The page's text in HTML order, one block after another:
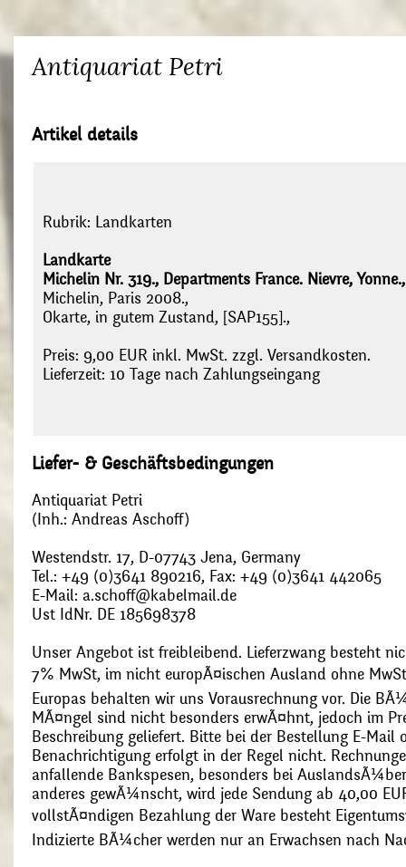
Antiquariat Petri
Artikel details
Rubrik: Landkarten
Landkarte
Michelin Nr. 319., Departments France. Nievre,
Michelin, Paris 2008.,
Okarte, in gutem Zustand, [SAP155].,
Preis: 9,00 EUR inkl. MwSt. zzgl. Versandkosten.
Lieferzeit: 10 Tage nach Zahlungseingang
Liefer- & Geschäftsbedingungen
Antiquariat Petri
(Inh.: Andreas Aschoff)
Westendstr. 17, D-07743 Jena, Germany
Tel.: +49 (0)3641 890216, Fax: +49 (0)3641 442065
E-Mail: a.schoff@kabelmail.de
Ust IdNr. DE 185698378
Unser Angebot ist freibleibend. Lieferzwang besteht
7% MwSt, im nicht europÃ¤ischen Ausland ohne
Europas behalten wir uns Vorausrechnung vor. Die
MÃ¤ngel sind nicht besonders erwÃ¤hnt, jedoch im
Beschreibung geliefert. Bitte bei der Bestellung E-Mail
Benachrichtigung erfolgt in der Regel nicht.
anfallende Bankspesen, besonders bei
anderes gewÃ¼nscht, wird jede Sendung ab 40,00
vollstÃ¤ndigen Bezahlung der Ware besteht
Indizierte BÃ¼cher werden nur an Erwachsen nach